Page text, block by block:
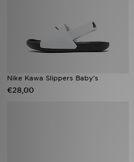
Nike Kawa Slippers Baby's
€28,00